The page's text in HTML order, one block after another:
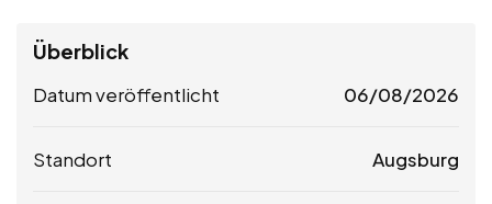
Überblick
Datum veröffentlicht 06/08/2026
Standort Augsburg